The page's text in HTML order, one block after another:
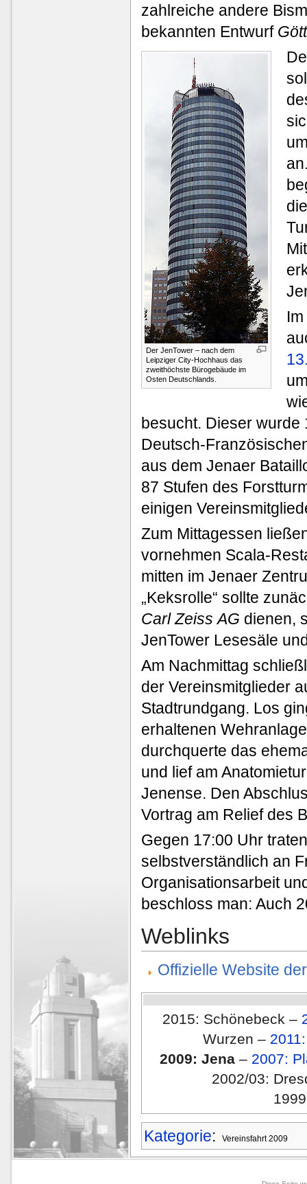
zahlreiche andere
bekannten Entwurf
Der JenTower – nach dem
Leipziger City-Hochhaus das
zweithöchste Bürogebäude im
Osten Deutschlands.
besucht. Dieser wurde
Deutsch-
aus dem Jenaer
87 Stufen des
einigen
Zum Mittagessen
vornehmen Scala-
mitten im Jenaer
„Keksrolle“ sollte
Carl Zeiss AG dienen,
JenTower Lesesäle
Am Nachmittag
der Vereinsmitglieder
Stadtrundgang. Los
erhaltenen
durchquerte das
und lief am
Jenense. Den
Vortrag am Relief des
Gegen 17:00 Uhr
selbstverständlich an
Organisationsarbeit
beschloss man: Auch
Weblinks
Offizielle Website
2015: Schönebeck –
Wurzen –
2009: Jena– 2007:
2002/03:
Kategorie: Vereinsfahrt 2009